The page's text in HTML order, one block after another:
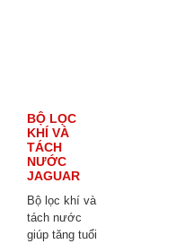
BỘ LỌC
KHÍ VÀ
TÁCH
NƯỚC
JAGUAR
Bộ lọc khí và
tách nước
giúp tăng tuổi